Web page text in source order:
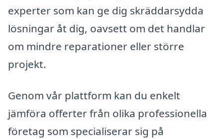
experter som kan ge dig skräddarsydda
lösningar åt dig, oavsett om det handlar
om mindre reparationer eller större
projekt.
Genom vår plattform kan du enkelt
jämföra offerter från olika professionella
företag som specialiserar sig på